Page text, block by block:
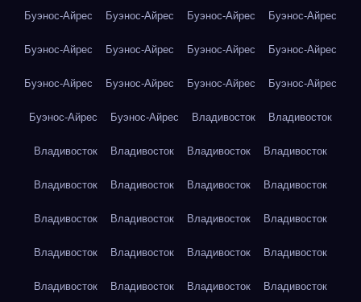
Буэнос-Айрес Буэнос-Айрес Буэнос-Айрес Буэнос-Айрес
Буэнос-Айрес Буэнос-Айрес Буэнос-Айрес Буэнос-Айрес
Буэнос-Айрес Буэнос-Айрес Буэнос-Айрес Буэнос-Айрес
Буэнос-Айрес Буэнос-Айрес Владивосток Владивосток
Владивосток Владивосток Владивосток Владивосток
Владивосток Владивосток Владивосток Владивосток
Владивосток Владивосток Владивосток Владивосток
Владивосток Владивосток Владивосток Владивосток
Владивосток Владивосток Владивосток Владивосток